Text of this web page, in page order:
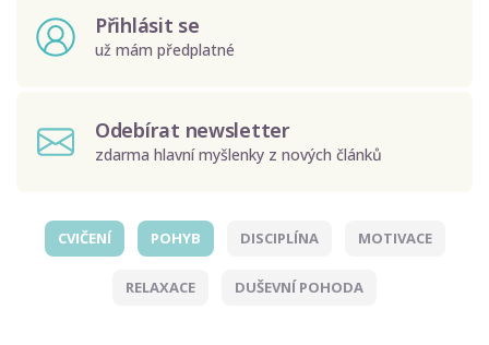
Přihlásit se
už mám předplatné
Odebírat newsletter
zdarma hlavní myšlenky z nových článků
CVIČENÍ POHYB DISCIPLÍNA MOTIVACE
RELAXACE DUŠEVNÍ POHODA